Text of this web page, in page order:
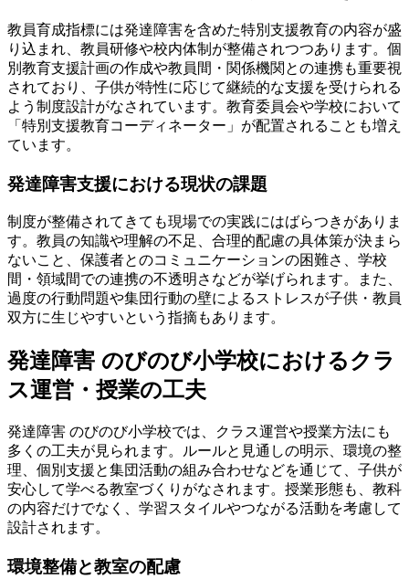
教員育成指標には発達障害を含めた特別支援教育の内容が盛
り込まれ、教員研修や校内体制が整備されつつあります。個
別教育支援計画の作成や教員間・関係機関との連携も重要視
されており、子供が特性に応じて継続的な支援を受けられる
よう制度設計がなされています。教育委員会や学校において
「特別支援教育コーディネーター」が配置されることも増え
ています。
発達障害支援における現状の課題
制度が整備されてきても現場での実践にはばらつきがありま
す。教員の知識や理解の不足、合理的配慮の具体策が決まら
ないこと、保護者とのコミュニケーションの困難さ、学校
間・領域間での連携の不透明さなどが挙げられます。また、
過度の行動問題や集団行動の壁によるストレスが子供・教員
双方に生じやすいという指摘もあります。
発達障害 のびのび小学校におけるクラ
ス運営・授業の工夫
発達障害 のびのび小学校では、クラス運営や授業方法にも
多くの工夫が見られます。ルールと見通しの明示、環境の整
理、個別支援と集団活動の組み合わせなどを通じて、子供が
安心して学べる教室づくりがなされます。授業形態も、教科
の内容だけでなく、学習スタイルやつながる活動を考慮して
設計されます。
環境整備と教室の配慮